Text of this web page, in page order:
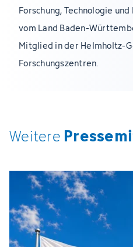
Forschung, Technologie
vom Land Baden-
Mitglied in der Helmholtz-
Forschungszentren.
Weitere